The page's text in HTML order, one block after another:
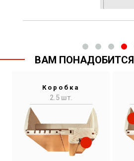
ВАМ ПОНАДОБИТСЯ
Коробка
2.5 шт.